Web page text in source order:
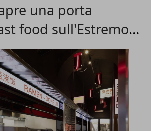
sapore deciso.una porta
food sull'Estremo